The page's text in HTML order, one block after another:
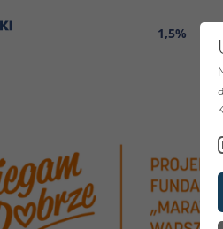
1,5%